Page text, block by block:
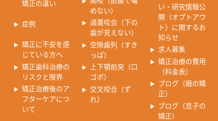
矯正の違い
症例
矯正に不安を感
じている方へ
矯正歯科治療の
リスクと限界
矯正治療後のア
フターケアにつ
いて
めない）
過蓋咬合（下の
歯が見えない）
空隙歯列（すき
っぱ）
上下顎前突（口
ゴボ）
交叉咬合（ず
れ）
い・研究情報公
開（オプトアウ
ト）に関するお
知らせ
求人募集
矯正治療の費用
（料金表）
ブログ（娘の矯
正）
ブログ（息子の
矯正）